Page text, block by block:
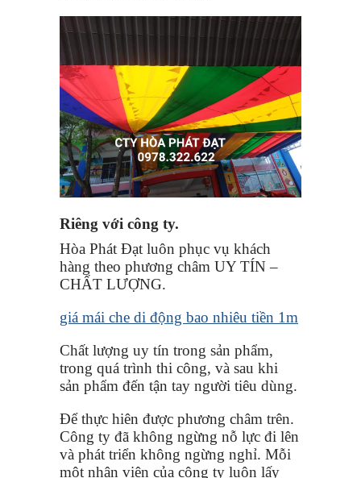
Riêng với công ty.
Hòa Phát Đạt luôn phục vụ khách
hàng theo phương châm UY TÍN –
CHẤT LƯỢNG.
giá mái che di động bao nhiêu tiền 1m
Chất lượng uy tín trong sản phẩm,
trong quá trình thi công, và sau khi
sản phẩm đến tận tay người tiêu dùng.
Để thực hiên được phương châm trên.
Công ty đã không ngừng nỗ lực đi lên
và phát triển không ngừng nghỉ. Mỗi
một nhân viên của công ty luôn lấy